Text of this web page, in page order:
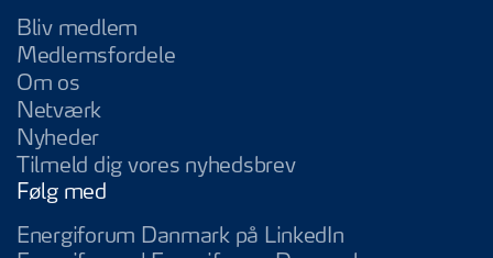
Bliv medlem
Medlemsfordele
Om os
Netværk
Nyheder
Tilmeld dig vores nyhedsbrev
Følg med
Energiforum Danmark på LinkedInEnergiforum